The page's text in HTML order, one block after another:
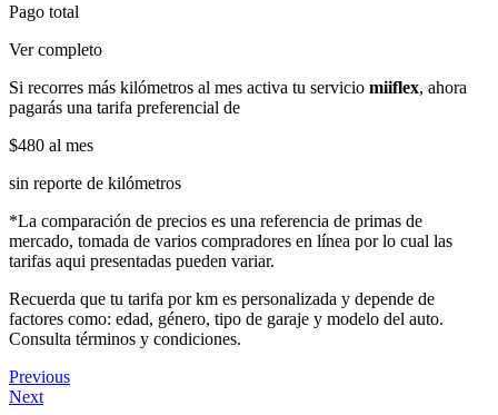
Pago total
Ver completo
Si recorres más kilómetros al mes activa tu servicio miiflex, ahora
pagarás una tarifa preferencial de
$480 al mes
sin reporte de kilómetros
*La comparación de precios es una referencia de primas de
mercado, tomada de varios compradores en línea por lo cual las
tarifas aqui presentadas pueden variar.
Recuerda que tu tarifa por km es personalizada y depende de
factores como: edad, género, tipo de garaje y modelo del auto.
Consulta términos y condiciones.
Previous
Next